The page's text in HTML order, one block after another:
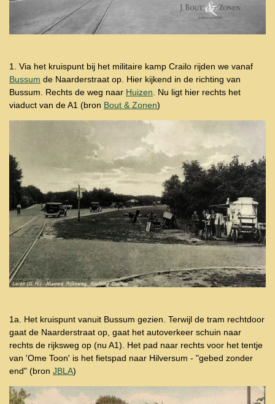
1. Via het kruispunt bij het militaire kamp Crailo rijden we vanaf
Bussum de Naarderstraat op. Hier kijkend in de richting van
Bussum. Rechts de weg naar Huizen . Nu ligt hier rechts het
viaduct van de A1 (bron Bout & Zonen)
1a. Het kruispunt vanuit Bussum gezien. Terwijl de tram rechtdoor
gaat de Naarderstraat op, gaat het autoverkeer schuin naar
rechts de rijksweg op (nu A1). Het pad naar rechts voor het tentje
van 'Ome Toon' is het fietspad naar Hilversum - "gebed zonder
end" (bron JBLA)